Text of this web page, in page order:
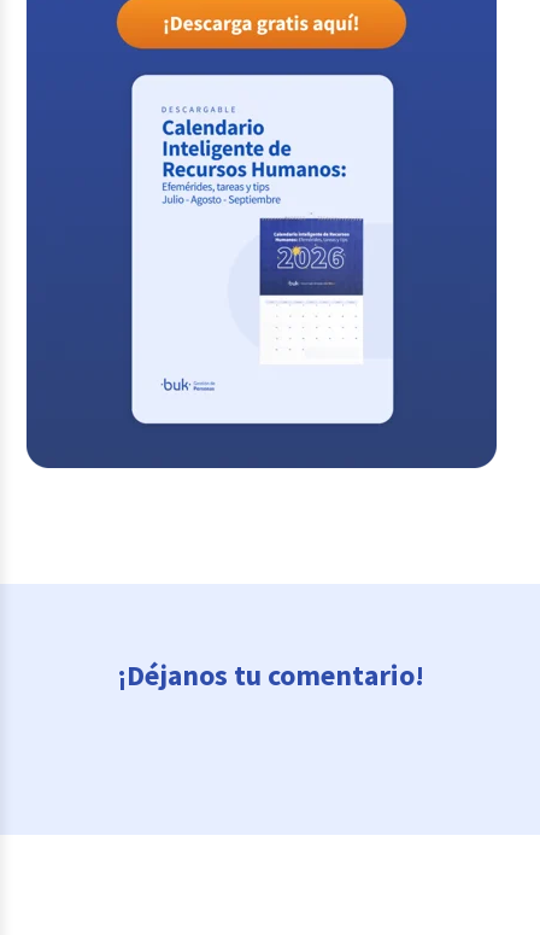
¡Déjanos tu comentario!